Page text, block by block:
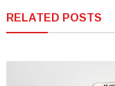
RELATED POSTS